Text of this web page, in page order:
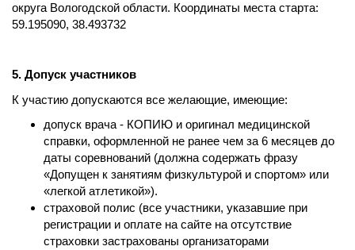
округа Вологодской области. Координаты места старта:
59.195090, 38.493732
5. Допуск участников
К участию допускаются все желающие, имеющие:
допуск врача - КОПИЮ и оригинал медицинской
справки, оформленной не ранее чем за 6 месяцев до
даты соревнований (должна содержать фразу
«Допущен к занятиям физкультурой и спортом» или
«легкой атлетикой»).
страховой полис (все участники, указавшие при
регистрации и оплате на сайте на отсутствие
страховки застрахованы организаторами